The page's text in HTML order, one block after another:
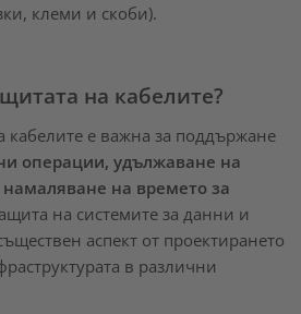
клеми и скоби).
на кабелите?
кабелите е важна за поддържане
операции, удължаване на
на времето за
на системите за данни и
аспект от проектирането
в различни